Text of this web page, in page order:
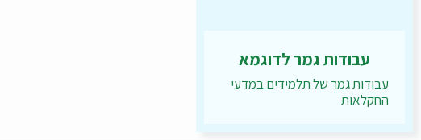
עבודות גמר לדוגמא
עבודות גמר של תלמידים במדעי
החקלאות